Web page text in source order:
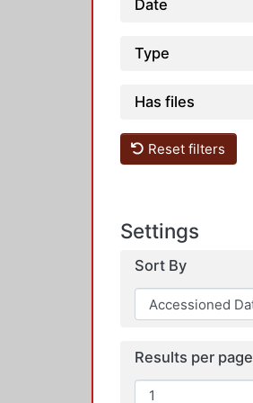
Date
Type
Has files
Reset filters
Settings
Sort By
Results per page